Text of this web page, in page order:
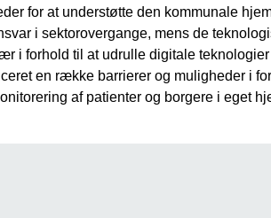
for at understøtte den kommunale
i sektorovergange, mens de
i forhold til at udrulle digitale
en række barrierer og muligheder i
af patienter og borgere i eget